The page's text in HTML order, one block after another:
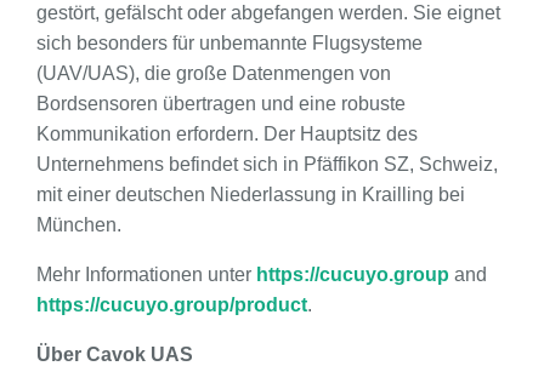
gestört, gefälscht oder abgefangen werden. Sie eignet
sich besonders für unbemannte Flugsysteme
(UAV/UAS), die große Datenmengen von
Bordsensoren übertragen und eine robuste
Kommunikation erfordern. Der Hauptsitz des
Unternehmens befindet sich in Pfäffikon SZ, Schweiz,
mit einer deutschen Niederlassung in Krailling bei
München.
Mehr Informationen unter https://cucuyo.group and
https://cucuyo.group/product.
Über Cavok UAS